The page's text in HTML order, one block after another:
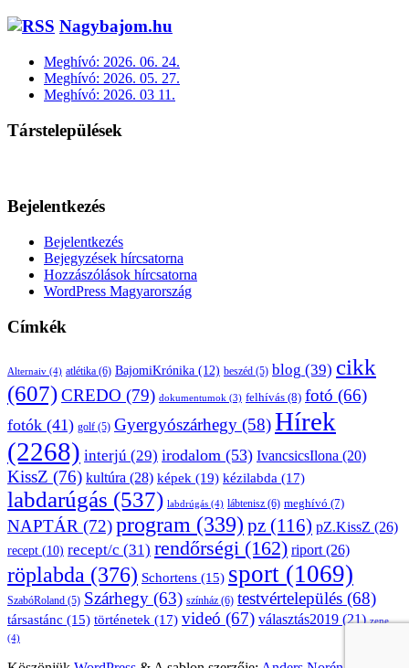
Nagybajom.hu
Meghívó: 2026. 06. 24.
Meghívó: 2026. 05. 27.
Meghívó: 2026. 03 11.
Társtelepülések
Bejelentkezés
Bejelentkezés
Bejegyzések hírcsatorna
Hozzászólások hírcsatorna
WordPress Magyarország
Címkék
Alternaiv (4) atlétika (6) BajomiKrónika (12) beszéd (5) blog (39) cikk
(607)CREDO (79) dokumentumok (3) felhívás (8) fotó (66)
fotók (41) golf (5) Gyergyószárhegy (58)Hírek
(2268) interjú (29) irodalom (53) IvancsicsIlona (20)
KissZ (76) kultúra (28) képek (19) kézilabda (17)
labdarúgás (537) labdrúgás (4) lábtenisz (6) meghívó (7)
NAPTÁR (72)program (339) pz (116) pZ.KissZ (26)
recept (10) recept/c (31) rendőrségi (162) riport(26)
röplabda (376) Schortens (15) sport (1069)
SzabóRoland (5) Szárhegy (63) színház (6) testvértelepülés (68)
társastánc (15) történetek (17) videó (67) választás2019 (21) zene
(4)